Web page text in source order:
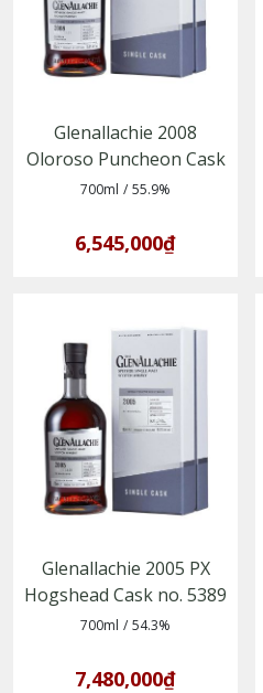
Glenallachie 2008
Oloroso Puncheon Cask
no. 303
700ml / 55.9%
6,545,000₫
Glenallachie 2005 PX
Hogshead Cask no. 5389
700ml / 54.3%
7,480,000₫